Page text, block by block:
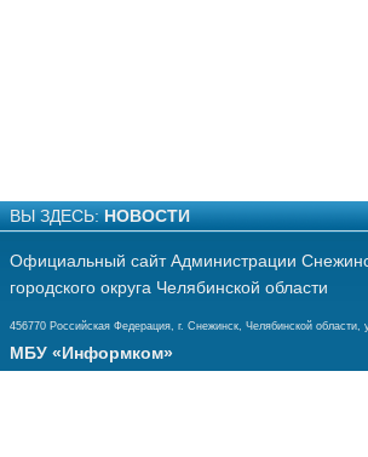
ВЫ ЗДЕСЬ: НОВОСТИ
Официальный сайт Администрации
городского округа Челябинской области
456770 Российская Федерация, г. Снежинск, Челябинской области,
МБУ «Информком»